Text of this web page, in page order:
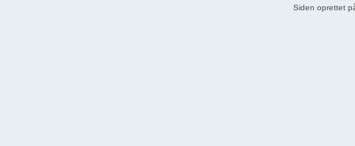
Siden oprettet